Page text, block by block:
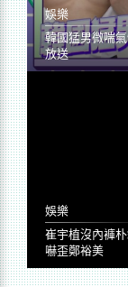
娛樂
韓國猛男微喘
放送
娛樂
崔宇植沒內褲
嚇歪鄭裕美